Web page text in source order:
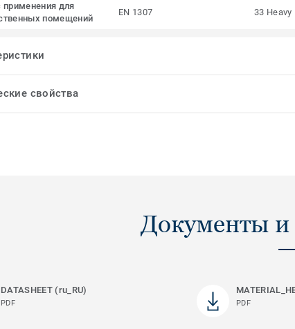
применения для
помещений
EN 1307 33 Heavy
свойства
Документы
DATASHEET (ru_RU)
PDF PDF